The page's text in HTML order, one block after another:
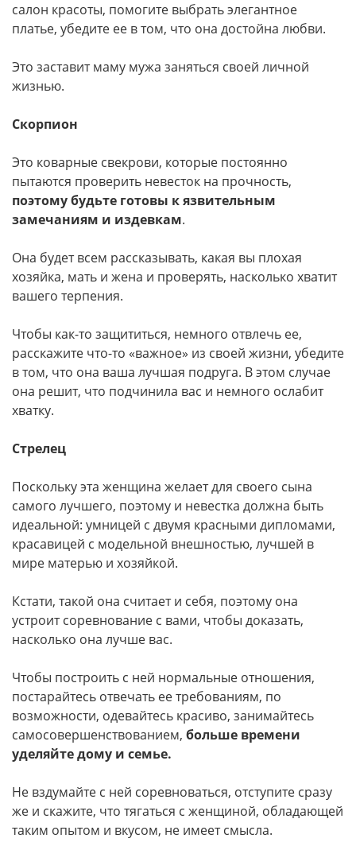
салон красоты, помогите выбрать элегантное
платье, убедите ее в том, что она достойна любви.
Это заставит маму мужа заняться своей личной
жизнью.
Скорпион
Это коварные свекрови, которые постоянно
пытаются проверить невесток на прочность,
поэтому будьте готовы к язвительным
замечаниям и издевкам.
Она будет всем рассказывать, какая вы плохая
хозяйка, мать и жена и проверять, насколько хватит
вашего терпения.
Чтобы как-то защититься, немного отвлечь ее,
расскажите что-то «важное» из своей жизни, убедите
в том, что она ваша лучшая подруга. В этом случае
она решит, что подчинила вас и немного ослабит
хватку.
Стрелец
Поскольку эта женщина желает для своего сына
самого лучшего, поэтому и невестка должна быть
идеальной: умницей с двумя красными дипломами,
красавицей с модельной внешностью, лучшей в
мире матерью и хозяйкой.
Кстати, такой она считает и себя, поэтому она
устроит соревнование с вами, чтобы доказать,
насколько она лучше вас.
Чтобы построить с ней нормальные отношения,
постарайтесь отвечать ее требованиям, по
возможности, одевайтесь красиво, занимайтесь
самосовершенствованием, больше времени
уделяйте дому и семье.
Не вздумайте с ней соревноваться, отступите сразу
же и скажите, что тягаться с женщиной, обладающей
таким опытом и вкусом, не имеет смысла.